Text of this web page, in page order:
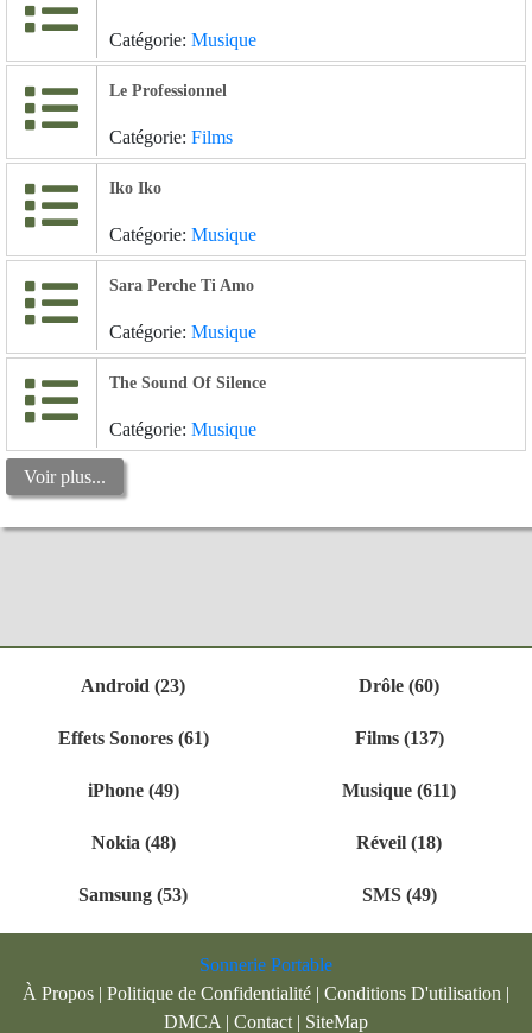
Catégorie: Musique
Le Professionnel
Catégorie: Films
Iko Iko
Catégorie: Musique
Sara Perche Ti Amo
Catégorie: Musique
The Sound Of Silence
Catégorie: Musique
Voir plus...
Android (23) Drôle (60)
Effets Sonores (61) Films (137)
iPhone (49) Musique (611)
Nokia (48) Réveil (18)
Samsung (53) SMS (49)
Sonnerie Portable
À Propos | Politique de Confidentialité | Conditions D'utilisation |
DMCA | Contact | SiteMap